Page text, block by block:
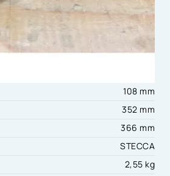
108 mm
352 mm
366 mm
STECCA
2,55 kg